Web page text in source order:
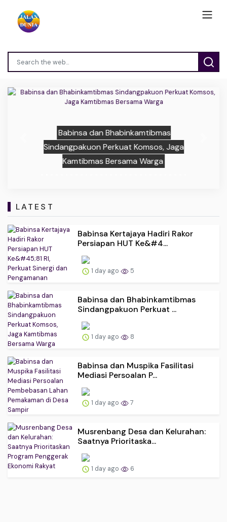
Babinsa dan Bhabinkamtibmas
Sindangpakuon Perkuat Komsos, Jaga
Kamtibmas Bersama Warga
Previous
LATEST
Babinsa Kertajaya Hadiri Rakor
Persiapan HUT Ke&#4...
1 day ago 5
Babinsa dan Bhabinkamtibmas
Sindangpakuon Perkuat ...
1 day ago 8
Babinsa dan Muspika Fasilitasi
Mediasi Persoalan P...
1 day ago 7
Musrenbang Desa dan Kelurahan:
Saatnya Prioritaska...
1 day ago 6